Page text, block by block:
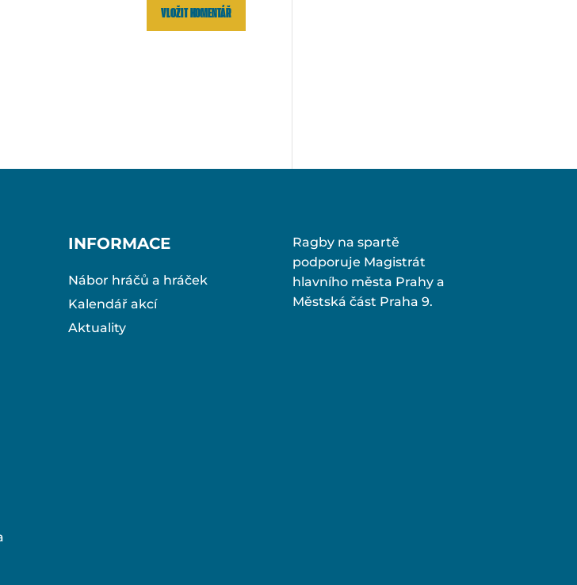
INFORMACE
Nábor hráčů a hráček
Kalendář akcí
Aktuality
Ragby na spartě
podporuje Magistrát
hlavního města Prahy a
Městská část Praha 9.